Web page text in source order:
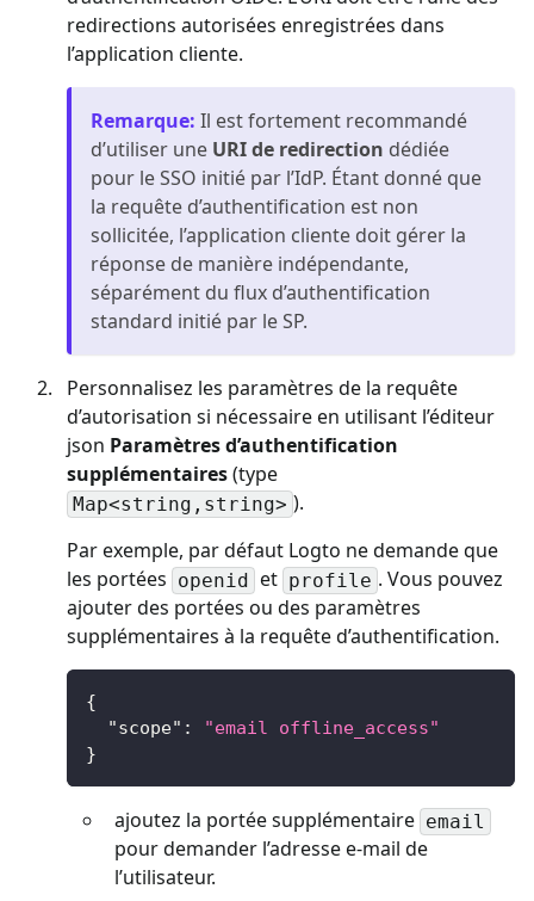
redirections autorisées enregistrées dans
l’application cliente.
Remarque: Il est fortement recommandé
d’utiliser une URI de redirection dédiée
pour le SSO initié par l’IdP. Étant donné que
la requête d’authentification est non
sollicitée, l’application cliente doit gérer la
réponse de manière indépendante,
séparément du flux d’authentification
standard initié par le SP.
Personnalisez les paramètres de la requête
d’autorisation si nécessaire en utilisant l’éditeur
json Paramètres d’authentification
supplémentaires(type
Map<string,string> ).
Par exemple, par défaut Logto ne demande que
les portées openid et profile . Vous pouvez
ajouter des portées ou des paramètres
supplémentaires à la requête d’authentification.
{
"scope" :
"email offline_access"
}
ajoutez la portée supplémentaire email
pour demander l’adresse e-mail de
l’utilisateur.